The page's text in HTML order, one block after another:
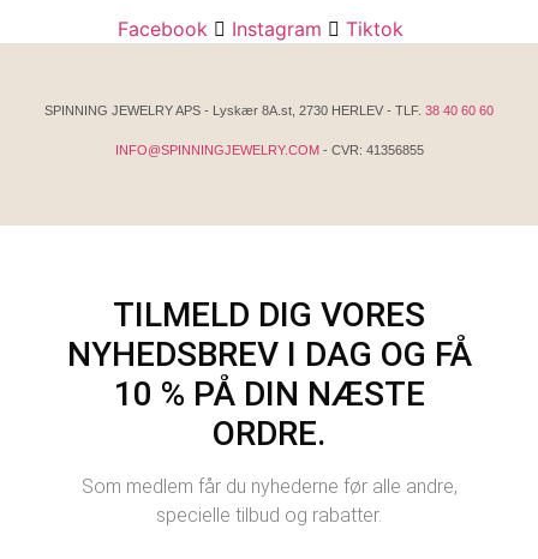
Facebook Instagram Tiktok
SPINNING JEWELRY APS - Lyskær 8A.st, 2730 HERLEV - TLF. 38 40 60 60
INFO@SPINNINGJEWELRY.COM- CVR: 41356855
TILMELD DIG VORES
NYHEDSBREV I DAG OG FÅ
10 % PÅ DIN NÆSTE
ORDRE.
Som medlem får du nyhederne før alle andre,
specielle tilbud og rabatter.